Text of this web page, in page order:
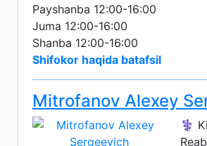
Payshanba 12:00-16:00
Juma 12:00-16:00
Shanba 12:00-16:00
Shifokor haqida batafsil
Mitrofanov Alexey
⚕️